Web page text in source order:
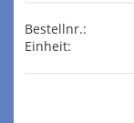
Bestellnr.:
Einheit: